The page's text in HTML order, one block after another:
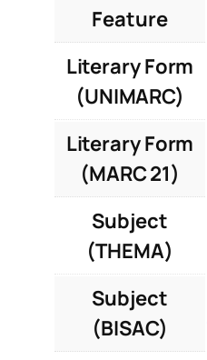
Feature
Literary Form
(UNIMARC)
Literary Form
(MARC 21)
Subject
(THEMA)
Subject
(BISAC)